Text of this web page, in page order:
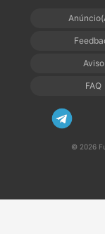
Aviso
FAQ
© 2026